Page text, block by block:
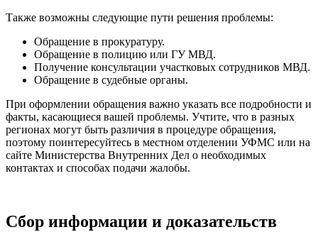
Также возможны следующие пути решения проблемы:
Обращение в прокуратуру.
Обращение в полицию или ГУ МВД.
Получение консультации участковых сотрудников МВД.
Обращение в судебные органы.
При оформлении обращения важно указать все подробности и
факты, касающиеся вашей проблемы. Учтите, что в разных
регионах могут быть различия в процедуре обращения,
поэтому поинтересуйтесь в местном отделении УФМС или на
сайте Министерства Внутренних Дел о необходимых
контактах и способах подачи жалобы.
Сбор информации и доказательств